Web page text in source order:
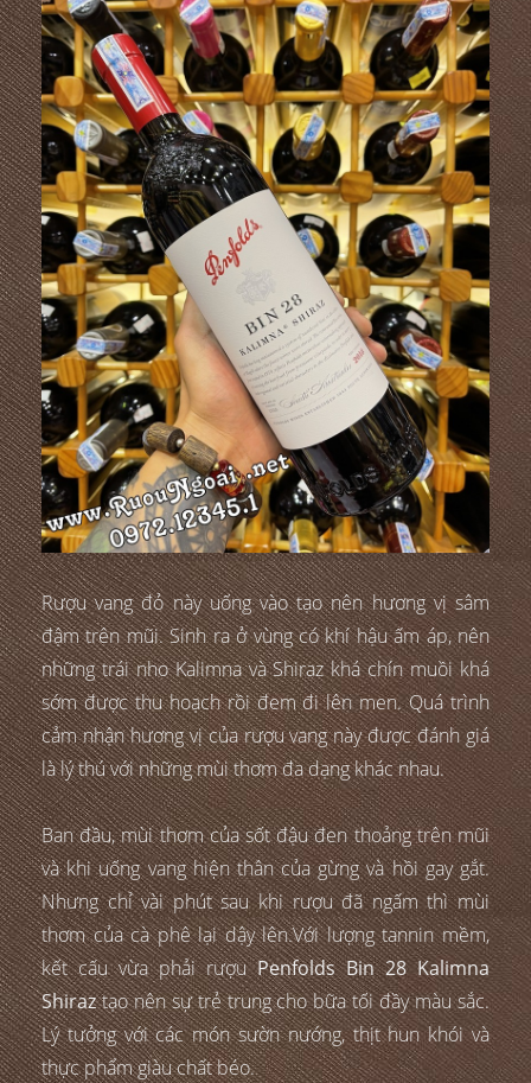
Rượu vang đỏ này uống vào tạo nên hương vị sâm
đậm trên mũi. Sinh ra ở vùng có khí hậu ấm áp, nên
những trái nho Kalimna và Shiraz khá chín muồi khá
sớm được thu hoạch rồi đem đi lên men. Quá trình
cảm nhận hương vị của rượu vang này được đánh giá
là lý thú với những mùi thơm đa dạng khác nhau.
Ban đầu, mùi thơm của sốt đậu đen thoảng trên mũi
và khi uống vang hiện thân của gừng và hồi gay gắt.
Nhưng chỉ vài phút sau khi rượu đã ngấm thì mùi
thơm của cà phê lại dậy lên.Với lượng tannin mềm,
kết cấu vừa phải rượuPenfolds Bin 28 Kalimna
Shiraztạo nên sự trẻ trung cho bữa tối đầy màu sắc.
Lý tưởng với các món sườn nướng, thịt hun khói và
thực phẩm giàu chất béo.